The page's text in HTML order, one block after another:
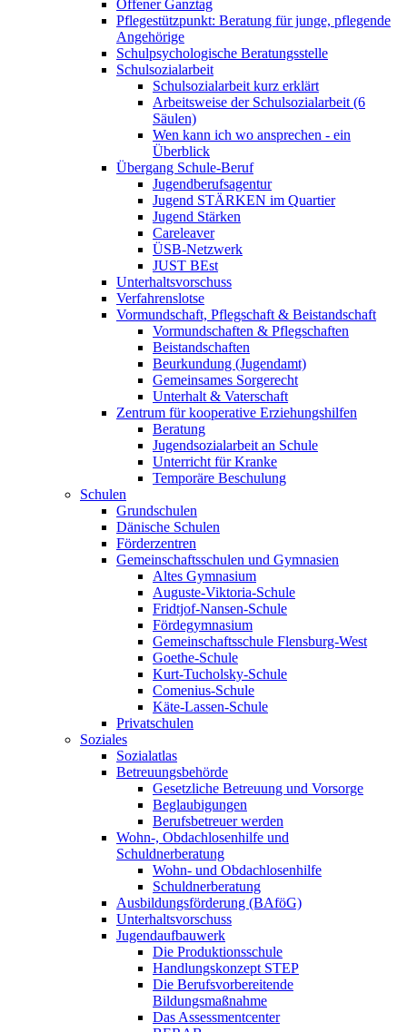
Offener Ganztag
Pflegestützpunkt: Beratung für junge, pflegende
Angehörige
Schulpsychologische Beratungsstelle
Schulsozialarbeit
Schulsozialarbeit kurz erklärt
Arbeitsweise der Schulsozialarbeit (6
Säulen)
Wen kann ich wo ansprechen - ein
Überblick
Übergang Schule-Beruf
Jugendberufsagentur
Jugend STÄRKEN im Quartier
Jugend Stärken
Careleaver
ÜSB-Netzwerk
JUST BEst
Unterhaltsvorschuss
Verfahrenslotse
Vormundschaft, Pflegschaft & Beistandschaft
Vormundschaften & Pflegschaften
Beistandschaften
Beurkundung (Jugendamt)
Gemeinsames Sorgerecht
Unterhalt & Vaterschaft
Zentrum für kooperative Erziehungshilfen
Beratung
Jugendsozialarbeit an Schule
Unterricht für Kranke
Temporäre Beschulung
Schulen
Grundschulen
Dänische Schulen
Förderzentren
Gemeinschaftsschulen und Gymnasien
Altes Gymnasium
Auguste-Viktoria-Schule
Fridtjof-Nansen-Schule
Fördegymnasium
Gemeinschaftsschule Flensburg-West
Goethe-Schule
Kurt-Tucholsky-Schule
Comenius-Schule
Käte-Lassen-Schule
Privatschulen
Soziales
Sozialatlas
Betreuungsbehörde
Gesetzliche Betreuung und Vorsorge
Beglaubigungen
Berufsbetreuer werden
Wohn-, Obdachlosenhilfe und
Schuldnerberatung
Wohn- und Obdachlosenhilfe
Schuldnerberatung
Ausbildungsförderung (BAföG)
Unterhaltsvorschuss
Jugendaufbauwerk
Die Produktionsschule
Handlungskonzept STEP
Die Berufsvorbereitende
Bildungsmaßnahme
Das Assessmentcenter